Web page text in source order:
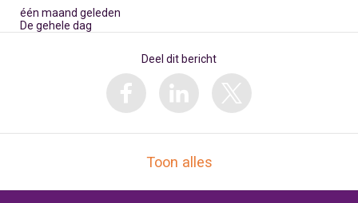
één maand geleden
De gehele dag
Deel dit bericht
Toon alles